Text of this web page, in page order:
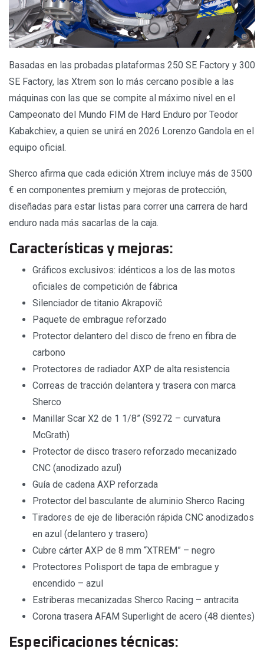
Basadas en las probadas plataformas 250 SE Factory y 300
SE Factory, las Xtrem son lo más cercano posible a las
máquinas con las que se compite al máximo nivel en el
Campeonato del Mundo FIM de Hard Enduro por Teodor
Kabakchiev, a quien se unirá en 2026 Lorenzo Gandola en el
equipo oficial.
Sherco afirma que cada edición Xtrem incluye más de 3500
€ en componentes premium y mejoras de protección,
diseñadas para estar listas para correr una carrera de hard
enduro nada más sacarlas de la caja.
Características y mejoras:
Gráficos exclusivos: idénticos a los de las motos
oficiales de competición de fábrica
Silenciador de titanio Akrapovič
Paquete de embrague reforzado
Protector delantero del disco de freno en fibra de
carbono
Protectores de radiador AXP de alta resistencia
Correas de tracción delantera y trasera con marca
Sherco
Manillar Scar X2 de 1 1/8” (S9272 – curvatura
McGrath)
Protector de disco trasero reforzado mecanizado
CNC (anodizado azul)
Guía de cadena AXP reforzada
Protector del basculante de aluminio Sherco Racing
Tiradores de eje de liberación rápida CNC anodizados
en azul (delantero y trasero)
Cubre cárter AXP de 8 mm “XTREM” – negro
Protectores Polisport de tapa de embrague y
encendido – azul
Estriberas mecanizadas Sherco Racing – antracita
Corona trasera AFAM Superlight de acero (48 dientes)
Especificaciones técnicas: